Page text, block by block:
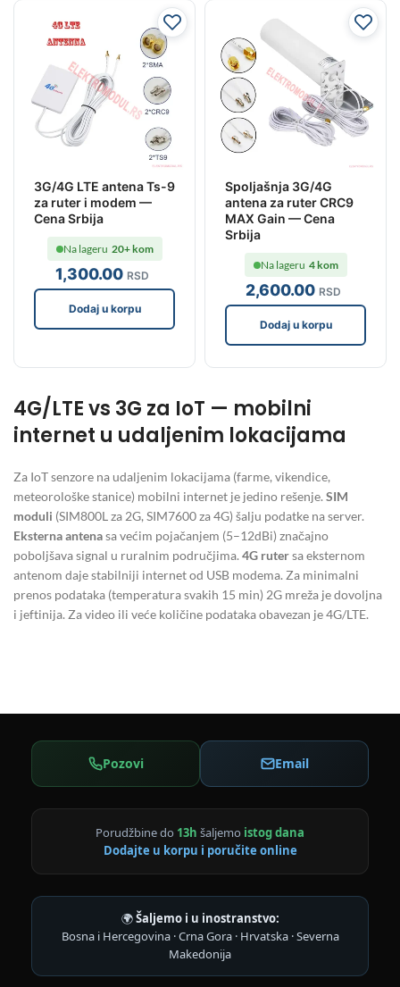
3G/4G LTE antena Ts-9
za ruter i modem —
Cena Srbija
1,300.00 RSD
Na lageru 20+ kom
Dodaj u korpu
Spoljašnja 3G/4G
antena za ruter CRC9
MAX Gain — Cena
Srbija
2,600.00 RSD
Na lageru 4 kom
Dodaj u korpu
4G/LTE vs 3G za IoT — mobilni
internet u udaljenim lokacijama
Za IoT senzore na udaljenim lokacijama (farme, vikendice,
meteorološke stanice) mobilni internet je jedino rešenje. SIM
moduli (SIM800L za 2G, SIM7600 za 4G) šalju podatke na server.
Eksterna antenasa većim pojačanjem (5–12dBi) značajno
poboljšava signal u ruralnim područjima. 4G rutersa eksternom
antenom daje stabilniji internet od USB modema. Za minimalni
prenos podataka (temperatura svakih 15 min) 2G mreža je dovoljna
i jeftinija. Za video ili veće količine podataka obavezan je 4G/LTE.
Pozovi Email
Porudžbine do 13h šaljemo istog dana
Dodajte u korpu i poručite online
🌍Šaljemo i u inostranstvo:
Bosna i Hercegovina · Crna Gora · Hrvatska · Severna
Makedonija